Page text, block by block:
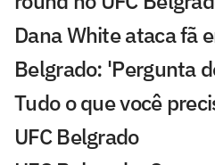
Dana White ataca fã
Belgrado: 'Pergunta
Tudo o que você
UFC Belgrado